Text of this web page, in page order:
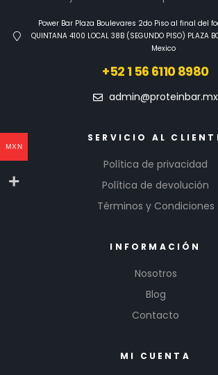
Power Bar Plaza Boulevares 2do Piso al final del
QUINTANA 4100 LOCAL 38B (SEGUNDO PISO) PLAZA
Mexico
+52 1 56 6110 8980
admin@proteinbar.mx
SERVICIO AL
Política de privacidad
Política de devolución
Términos y Condiciones
INFORMACIÓN
Nosotros
Blog
Contacto
MI CUENTA
MXN